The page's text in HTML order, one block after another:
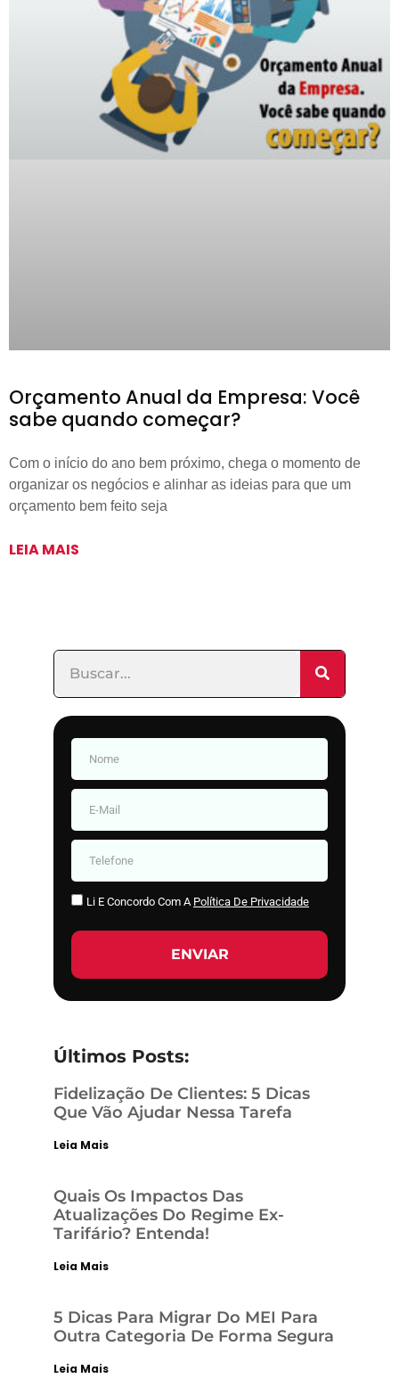
Orçamento Anual da Empresa: Você
sabe quando começar?
Com o início do ano bem próximo, chega o momento de
organizar os negócios e alinhar as ideias para que um
orçamento bem feito seja
LEIA MAIS
Li E Concordo Com A Política De Privacidade
ENVIAR
Últimos Posts:
Fidelização De Clientes: 5 Dicas
Que Vão Ajudar Nessa Tarefa
Leia Mais
Quais Os Impactos Das
Atualizações Do Regime Ex-
Tarifário? Entenda!
Leia Mais
5 Dicas Para Migrar Do MEI Para
Outra Categoria De Forma Segura
Leia Mais